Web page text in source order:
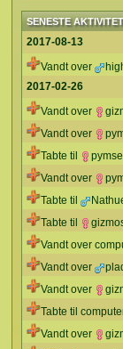
SENESTE AKTIVITET
2017-08-13
Vandt over
2017-02-26
Vandt over
Vandt over
Tabte til
Vandt over
Tabte til
Tabte til
Vandt over
Vandt over
Vandt over
Tabte til
Vandt over